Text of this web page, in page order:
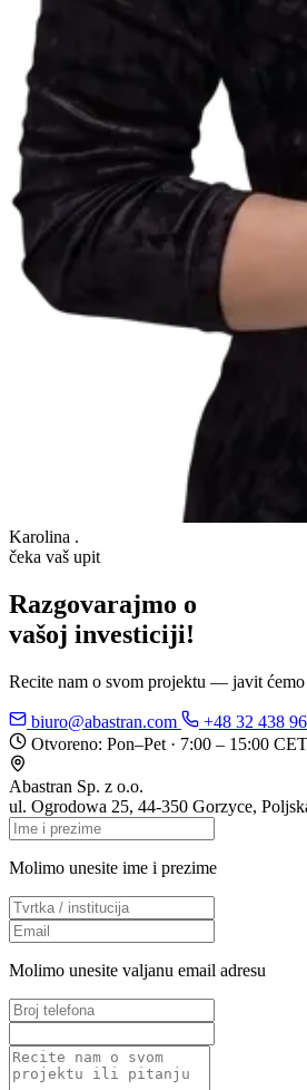
Karolina .
čeka vaš upit
Razgovarajmo o
vašoj i
Recite nam o svom projektu — javit
biuro@abastran.com +48 32 438
Otvoreno: Pon–Pet · 7:00 – 15:00 CET
Abastran Sp. z o.o.
ul. Ogrodowa 25, 44-350 Gorzyce,
Molimo unesite ime i prezime
Molimo unesite valjanu email adresu